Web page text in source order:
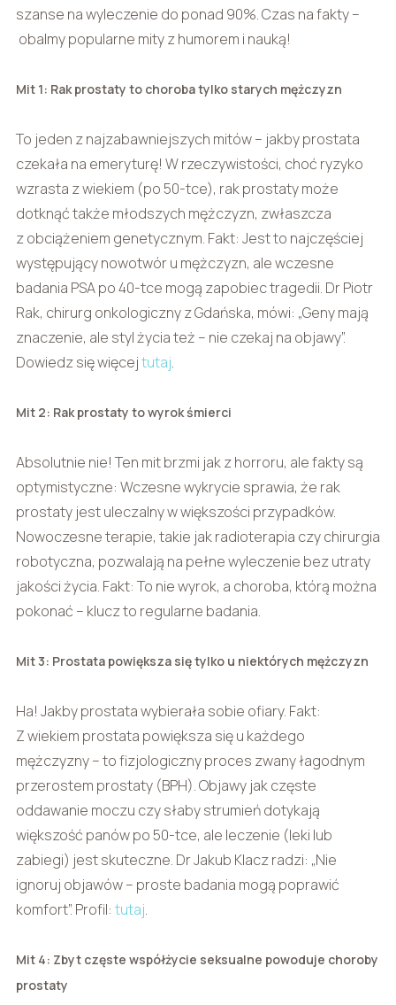
szanse na wyleczenie do ponad 90%. Czas na fakty –
obalmy popularne mity z humorem i nauką!
Mit 1: Rak prostaty to choroba tylko starych mężczyzn
To jeden z najzabawniejszych mitów – jakby prostata
czekała na emeryturę! W rzeczywistości, choć ryzyko
wzrasta z wiekiem (po 50-tce), rak prostaty może
dotknąć także młodszych mężczyzn, zwłaszcza
z obciążeniem genetycznym. Fakt: Jest to najczęściej
występujący nowotwór u mężczyzn, ale wczesne
badania PSA po 40-tce mogą zapobiec tragedii. Dr Piotr
Rak, chirurg onkologiczny z Gdańska, mówi: „Geny mają
znaczenie, ale styl życia też – nie czekaj na objawy”.
Dowiedz się więcejtutaj.
Mit 2: Rak prostaty to wyrok śmierci
Absolutnie nie! Ten mit brzmi jak z horroru, ale fakty są
optymistyczne: Wczesne wykrycie sprawia, że rak
prostaty jest uleczalny w większości przypadków.
Nowoczesne terapie, takie jak radioterapia czy chirurgia
robotyczna, pozwalają na pełne wyleczenie bez utraty
jakości życia. Fakt: To nie wyrok, a choroba, którą można
pokonać – klucz to regularne badania.
Mit 3: Prostata powiększa się tylko u niektórych mężczyzn
Ha! Jakby prostata wybierała sobie ofiary. Fakt:
Z wiekiem prostata powiększa się u każdego
mężczyzny – to fizjologiczny proces zwany łagodnym
przerostem prostaty (BPH). Objawy jak częste
oddawanie moczu czy słaby strumień dotykają
większość panów po 50-tce, ale leczenie (leki lub
zabiegi) jest skuteczne. Dr Jakub Klacz radzi: „Nie
ignoruj objawów – proste badania mogą poprawić
komfort”. Profil: tutaj.
Mit 4: Zbyt częste współżycie seksualne powoduje choroby
prostaty